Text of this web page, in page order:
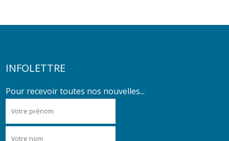
INFOLETTRE
Pour recevoir toutes nos nouvelles...